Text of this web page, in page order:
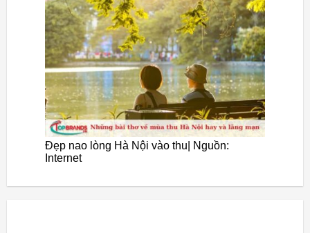
Đẹp nao lòng Hà Nội vào thu| Nguồn:
Internet